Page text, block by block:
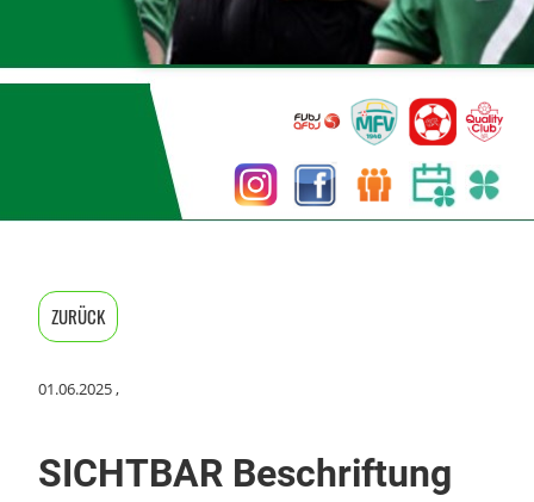
ZURÜCK
01.06.2025,
SICHTBAR Beschriftung